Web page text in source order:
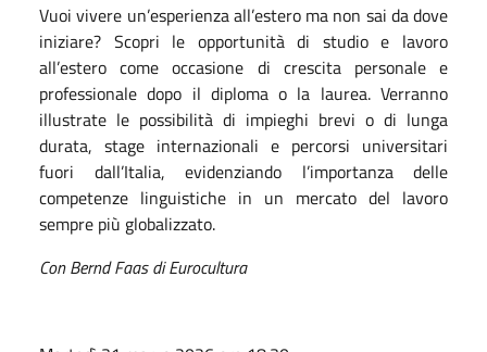
Vuoi vivere un’esperienza all’estero ma non sai da dove
iniziare? Scopri le opportunità di studio e lavoro
all’estero come occasione di crescita personale e
professionale dopo il diploma o la laurea. Verranno
illustrate le possibilità di impieghi brevi o di lunga
durata, stage internazionali e percorsi universitari
fuori dall’Italia, evidenziando l’importanza delle
competenze linguistiche in un mercato del lavoro
sempre più globalizzato.
Con Bernd Faas di Eurocultura